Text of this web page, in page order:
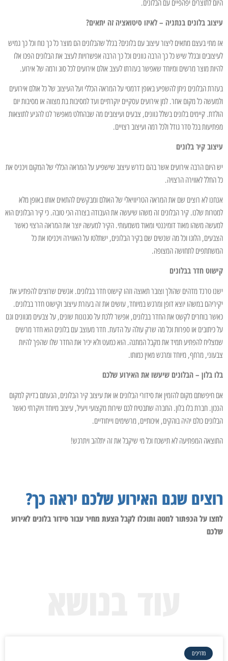
היום לתוצרים יפהפיים עם הבלונים.
עיצוב בלונים בנתניה – לאיזו סיטואציה זה יתאים?
אז מתי בעצם מתאים ליצור עיצוב עם בלונים? בגלל שהבלונים הם מוצר כל כך נוח וכל כך גמיש
לעיצובים ובגלל שיש כל כך הרבה גוונים וכל כך הרבה אפשרויות לעצב את הבלונים הפכו אלו
להיות מוצר מרשים ומיוחד שאפשר בעזרתו לעצב אולם אירועים לכל סוג ורמה של אירוע.
בעזרת הבלונים ניתן להשפיע באופן דרמטי על המראה הכללי ועל העיצוב של כל אולם אירועים
ולמעשה כל מקום אחר. למן אירועים עסקיים יוקרתיים ועד למסיבות בת מצווה או מסיבות יום
הולדת. קיימים בלונים בשלל גוונים, צבעים ועיצובים מה שבהחלט מאפשר לנו להגיע לתוצאות
מפתיעות בכל סדר גודל ולכל רמה ועיצוב רצויים.
עיצוב קיר בלונים
יש היום הרבה אירועים אשר בהם נדרש עיצוב שישפיע על המראה הכללי של המקום ויכניס את
כל החלל לאווירה הרצויה.
אנחנו לא רוצים שם את המראה הטריוויאלי של האולם ומבקשים להתאים אותו באופן מלא
למטרות שלנו. קיר הבלונים זה משהו שיעשה את העבודה בצורה הכי טובה. כי קיר הבלונים הוא
למעשה משהו מאוד דומיננטי ומאוד משמעותי. הקיר למעשה יוצר את המראה הרצוי כאשר
הצבעים, הלוגו וכל מה שנשים שם בקיר הבלונים, ישתלטו על האווירה ויכניסו את כל
המשתתפים לתחושה המצופה.
קישוט חדר בבלונים
ישנו טרנד מדהים שהולך וצובר תאוצה וזהו קישוט חדר בבלונים. אנשים שרוצים להפתיע את
יקיריהם במשהו יוצא דופן ומרגש במיוחד, עושים את זה בעזרת עיצוב וקישוט חדר בבלונים.
כאשר בוחרים לקשט את החדר בבלונים, אפשר ללכת על סגנונות שונים, על צבעים מגוונים וגם
על כיתובים או ספרות וכל מה שרק עולה על הדעת. חדר מעוצב עם בלונים הוא חדר מרשים
שמצליח להפתיע תמיד את מקבל המתנה. הוא כמעט ולא יכיר את החדר שלו שהפך להיות
צבעוני, מרחף, מיוחד ומרגש מאין כמותו.
בלו בלון – הבלונים שיעשו את האירוע שלכם
אם חיפשתם מקום להזמין את סידורי הבלונים או את עיצוב קיר הבלונים, הגעתם בדיוק למקום
הנכון. חברת בלו בלון. החברה שתבטיח לכם שירות מקצועי ויעיל, עיצוב מיוחד ויוקרתי כאשר
הבלונים כולם יהיה בוהקים, איכותיים, מרשימים וייחודיים.
התוצאה המפתיעה לא תישכח וכל מי שיקבל את זה יתלהב ויתרגש!
רוצים שגם האירוע שלכם יראה כך?
לחצו על הכפתור למטה ותוכלו לקבל הצעת מחיר עבור סידור בלונים לאירוע
שלכם
מדריכים